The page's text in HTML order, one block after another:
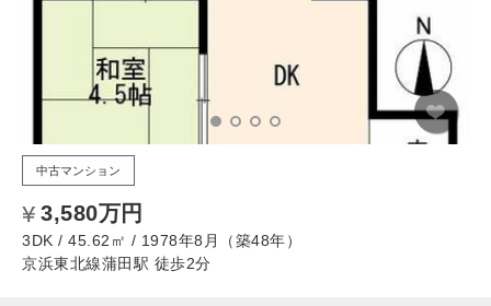
中古マンション
3,580万円
3DK / 45.62㎡ / 1978年8月（築48年）
京浜東北線蒲田駅 徒歩2分